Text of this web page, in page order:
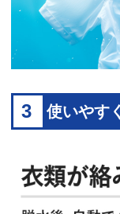
3 使いやす